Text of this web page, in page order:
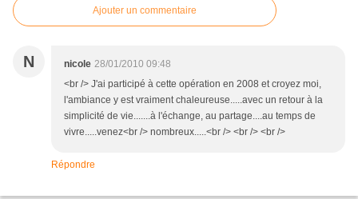
Ajouter un commentaire
N nicole 28/01/2010 09:48
<br /> J'ai participé à cette opération en 2008 et croyez moi,
l'ambiance y est vraiment chaleureuse.....avec un retour à la
simplicité de vie.......à l'échange, au partage....au temps de
vivre.....venez<br /> nombreux.....<br /> <br /> <br />
Répondre